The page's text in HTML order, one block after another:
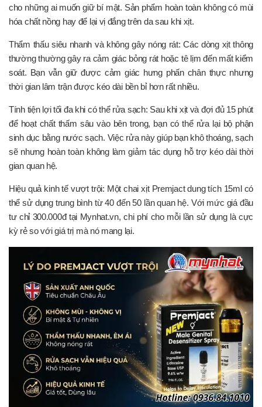
cho những ai muốn giữ bí mật. Sản phẩm hoàn toàn không có mùi
hóa chất nồng hay để lại vị đắng trên da sau khi xịt.
Thẩm thấu siêu nhanh và không gây nóng rát: Các dòng xịt thông
thường thường gây ra cảm giác bỏng rát hoặc tê lịm đến mất kiểm
soát. Bạn vẫn giữ được cảm giác hưng phấn chân thực nhưng
thời gian lâm trận được kéo dài bền bỉ hơn rất nhiều.
Tính tiện lợi tối đa khi có thể rửa sạch: Sau khi xịt và đợi đủ 15 phút
để hoạt chất thấm sâu vào bên trong, bạn có thể rửa lại bộ phận
sinh dục bằng nước sạch. Việc rửa này giúp bạn khô thoáng, sạch
sẽ nhưng hoàn toàn không làm giảm tác dụng hỗ trợ kéo dài thời
gian quan hệ.
Hiệu quả kinh tế vượt trội: Một chai xịt Premjact dung tích 15ml có
thể sử dụng trung bình từ 40 đến 50 lần quan hệ. Với mức giá đầu
tư chỉ 300.000đ tại Mynhat.vn, chi phí cho mỗi lần sử dụng là cực
kỳ rẻ so với giá trị mà nó mang lại.